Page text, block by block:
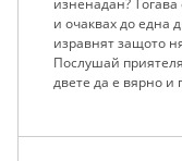
изненадан?
и очаквах до една
изравнят защото
Послушай
двете да е вярно и